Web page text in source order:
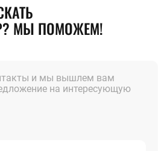
МЫ ПОМОЖЕМ!
и мы вышлем вам
на интересующую